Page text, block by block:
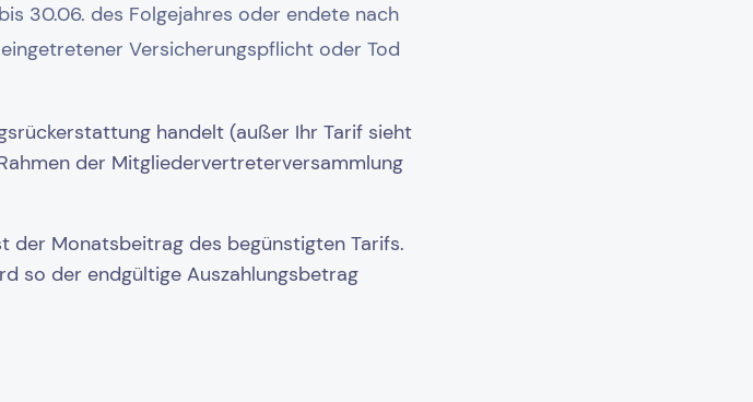
30.06. des Folgejahres oder endete nach
Versicherungspflicht oder Tod
handelt (außer Ihr Tarif sieht
der Mitgliedervertreterversammlung
der Monatsbeitrag des begünstigten Tarifs.
so der endgültige Auszahlungsbetrag